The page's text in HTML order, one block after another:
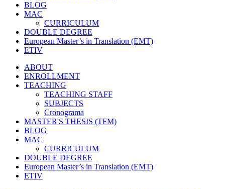
BLOG
MAC
CURRICULUM
DOUBLE DEGREE
European Master’s in Translation (EMT)
ETIV
ABOUT
ENROLLMENT
TEACHING
TEACHING STAFF
SUBJECTS
Cronograma
MASTER'S THESIS (TFM)
BLOG
MAC
CURRICULUM
DOUBLE DEGREE
European Master’s in Translation (EMT)
ETIV